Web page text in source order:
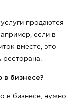
продаются
если в
вместе, это
ресторана.
в бизнесе?
в бизнесе, нужно